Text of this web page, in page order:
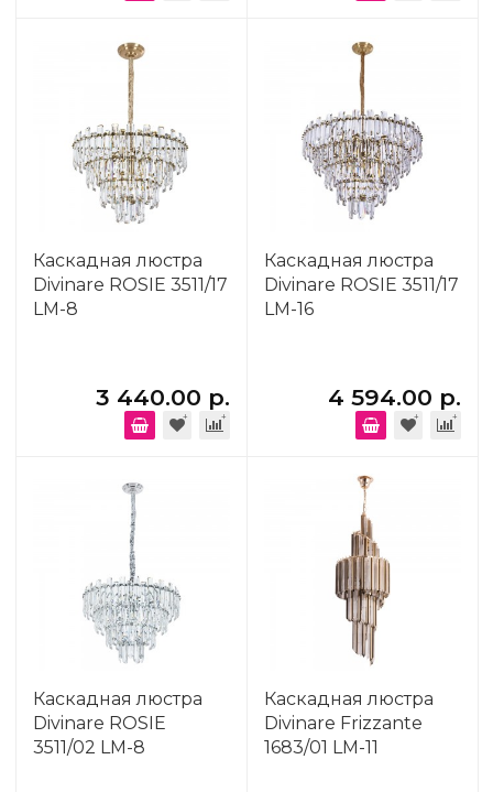
Каскадная люстра
Divinare ROSIE 3511/17
LM-8
3 440.00 р.
Каскадная люстра
Divinare ROSIE 3511/17
LM-16
4 594.00 р.
Каскадная люстра
Divinare ROSIE
3511/02 LM-8
Каскадная люстра
Divinare Frizzante
1683/01 LM-11